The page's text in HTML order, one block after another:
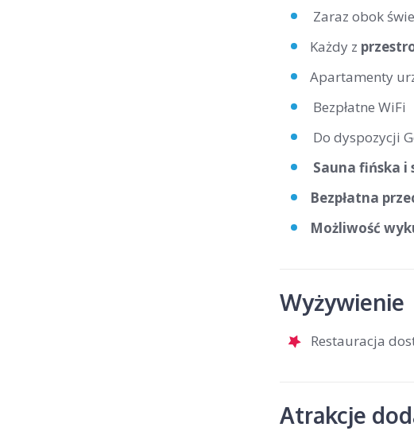
Zaraz obok
Każdy z
Apartamenty
Bezpłatne WiFi
Do dyspozycji
Sauna fińska i
Bezpłatna
Możliwość
Wyżywienie
Restauracja
Atrakcje